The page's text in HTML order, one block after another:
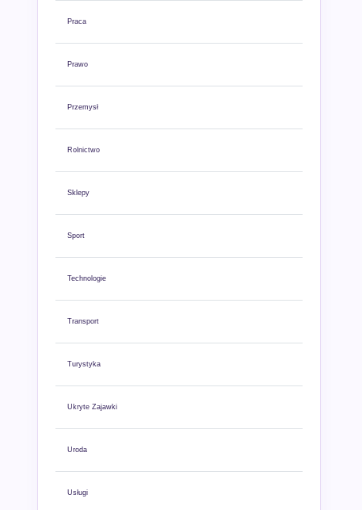
Praca
Prawo
Przemysł
Rolnictwo
Sklepy
Sport
Technologie
Transport
Turystyka
Ukryte Zajawki
Uroda
Usługi